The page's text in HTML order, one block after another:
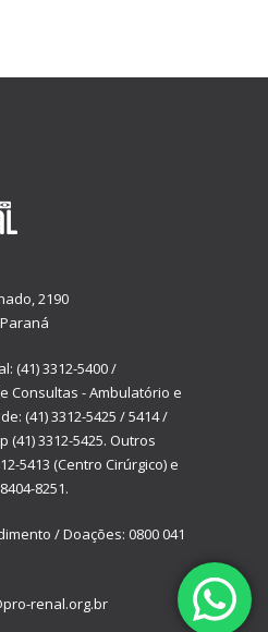
2190
(41) 3312-5400/
Consultas - Ambulatório e
(41) 3312-5425 /5414/
(41) 3312-5425. Outros
5413 (Centro Cirúrgico) e
8251.
/ Doações: 0800 041
renal.org.br